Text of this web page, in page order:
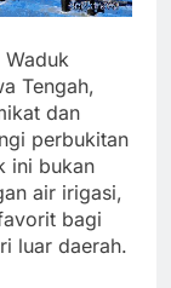
Waduk
Tengah,
dan
perbukitan
ini bukan
air irigasi,
bagi
luar daerah.